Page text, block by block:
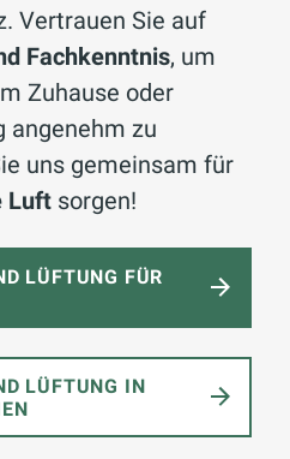
Vertrauen Sie auf
Fachkenntnis, um
Zuhause oder
angenehm zu
uns gemeinsam für
Luft sorgen!
LÜFTUNG FÜR
LÜFTUNG IN